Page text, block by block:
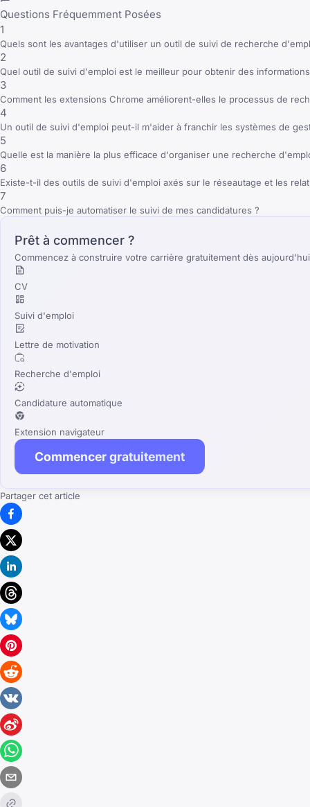
Questions Fréquemment Posées
1
Quels sont les avantages d'utiliser un outil de suivi de recherche
2
Quel outil de suivi d'emploi est le meilleur pour obtenir des
3
Comment les extensions Chrome améliorent-elles le processus de
4
Un outil de suivi d'emploi peut-il m'aider à franchir les systèmes de
5
Quelle est la manière la plus efficace d'organiser une recherche
6
Existe-t-il des outils de suivi d'emploi axés sur le réseautage et les
7
Comment puis-je automatiser le suivi de mes candidatures ?
Prêt à commencer ?
Commencez à construire votre carrière gratuitement dès aujourd'hui
CV
Suivi d'emploi
Lettre de motivation
Recherche d'emploi
Candidature automatique
Extension navigateur
Commencer gratuitement
Partager cet article